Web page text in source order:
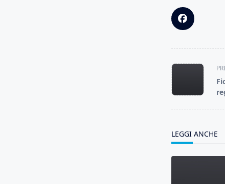
<span
class="nav-
subtitle
LEGGI ANCHE